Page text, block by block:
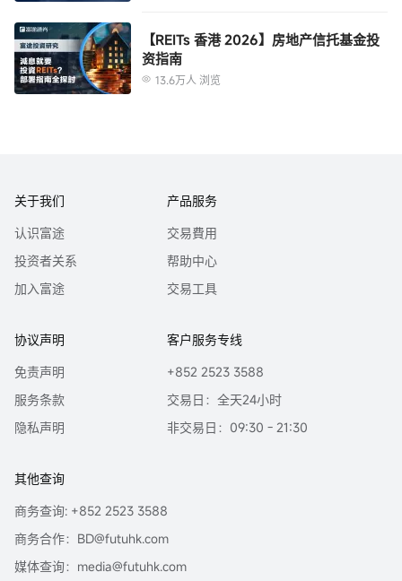
【REITs 香港 2026】房地产信托基金投
资指南
13.6万人 浏览
关于我们
认识富途
投资者关系
加入富途
产品服务
交易費用
帮助中心
交易工具
协议声明
免责声明
服务条款
隐私声明
客户服务专线
+852 2523 3588
交易日：全天24小时
非交易日：09:30 - 21:30
其他查询
商务查询: +852 2523 3588
商务合作：BD@futuhk.com
媒体查询：media@futuhk.com